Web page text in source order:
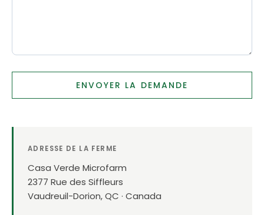
ENVOYER LA DEMANDE
ADRESSE DE LA FERME
Casa Verde Microfarm
2377 Rue des Siffleurs
Vaudreuil-Dorion, QC · Canada